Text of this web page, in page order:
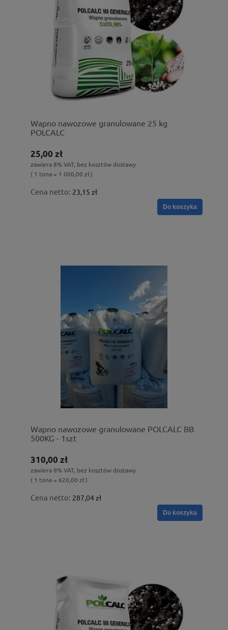
Wapno nawozowe granulowane 25 kg
POLCALC
25,00 zł
zawiera 8% VAT, bez kosztów dostawy
( 1 tona = 1 000,00 zł )
Cena netto: 23,15 zł
Do koszyka
Wapno nawozowe granulowane POLCALC BB
500KG - 1szt
310,00 zł
zawiera 8% VAT, bez kosztów dostawy
( 1 tona = 620,00 zł )
Cena netto: 287,04 zł
Do koszyka